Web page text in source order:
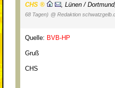
CHS , Lünen / Dortmund,
68 Tagen) @ Redaktion
Quelle: BVB-HP
Gruß
CHS